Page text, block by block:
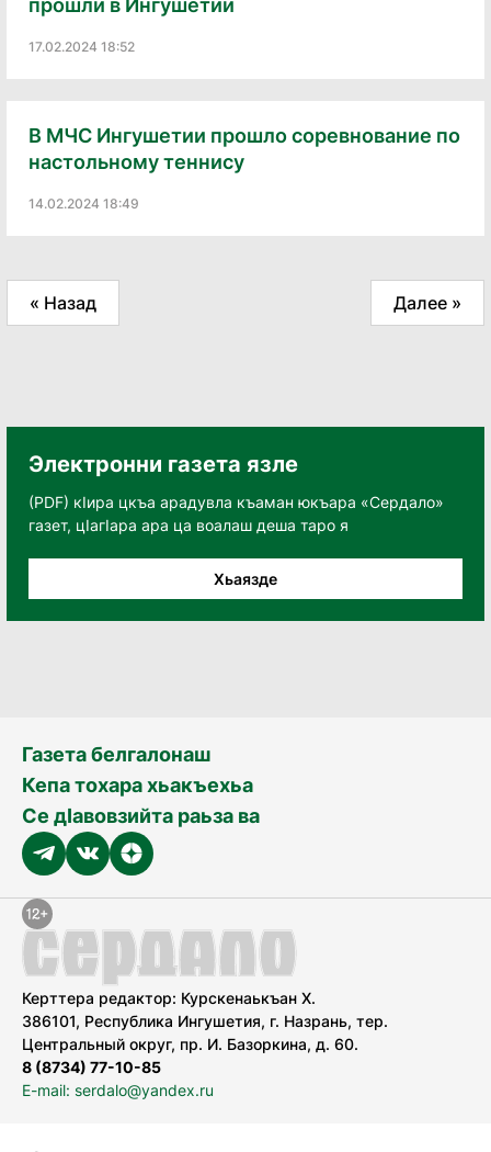
17.02.2024 18:52
В МЧС Ингушетии прошло соревнование по
настольному теннису
14.02.2024 18:49
« Назад Далее »
Электронни газета язле
(PDF) кӀира цкъа арадувла къаман юкъара «Сердало»
газет, цӀагӀара ара ца воалаш деша таро я
Хьаязде
Газета белгалонаш
Кепа тохара хьакъехьа
Се дӀавовзийта раьза ва
Керттера редактор: Курскенаькъан Х.
386101, Республика Ингушетия, г. Назрань, тер.
Центральный округ, пр. И. Базоркина, д. 60.
8 (8734) 77-10-85
E-mail: serdalo@yandex.ru